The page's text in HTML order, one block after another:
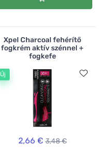
Xpel Charcoal fehérítő
fogkrém aktív szénnel +
fogkefe
Új
2,66 € 3,48 €